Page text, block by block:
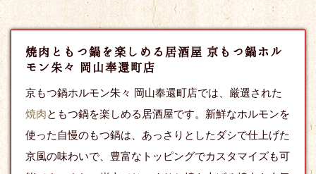
焼肉ともつ鍋を楽しめる居酒屋 京もつ鍋ホル
モン朱々 岡山奉還町店
京もつ鍋ホルモン朱々 岡山奉還町店では、厳選された
焼肉ともつ鍋を楽しめる居酒屋です。新鮮なホルモンを
使った自慢のもつ鍋は、あっさりとしたダシで仕上げた
京風の味わいで、豊富なトッピングでカスタマイズも可